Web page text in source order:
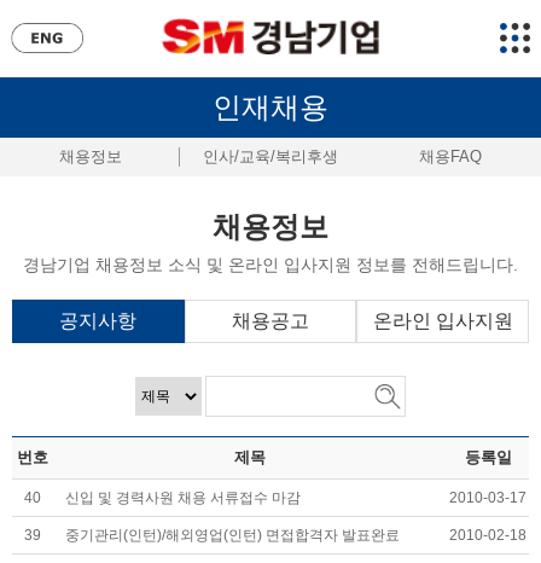
인재채용
채용정보 인사/교육/복리후생 채용FAQ
채용정보
경남기업 채용정보 소식 및 온라인 입사지원 정보를 전해드립니다.
공지사항 채용공고 온라인 입사지원
번호 제목 등록일
40 신입 및 경력사원 채용 서류접수 마감 2010-03-17
39 중기관리(인턴)/해외영업(인턴) 면접합격자 발표완료 2010-02-18